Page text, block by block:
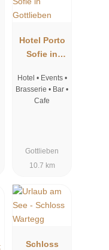
Hotel Porto
Sofie in
Hotel • Events •
Brasserie • Bar •
Cafe
Gottlieben
10.7 km
Schloss